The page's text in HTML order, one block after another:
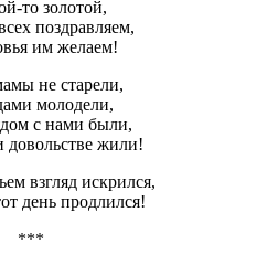
то золотой,
поздравляем,
им желаем!
не старели,
молодели,
с нами были,
довольстве жили!
взгляд искрился,
день продлился!
***